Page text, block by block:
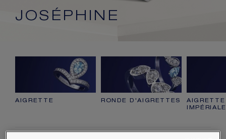
JOSÉPHINE
AIGRETTE RONDE D'AIGRETTES
AIGRETTE
IMPÉRIALE